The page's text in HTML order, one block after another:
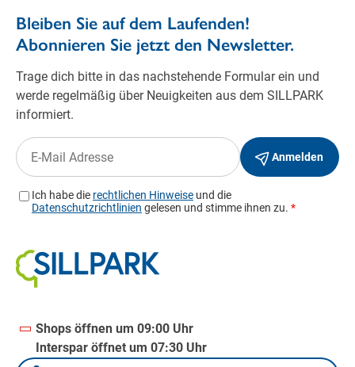
Shops öffnen um 09:00 Uhr
Interspar öffnet um 07:30 Uhr